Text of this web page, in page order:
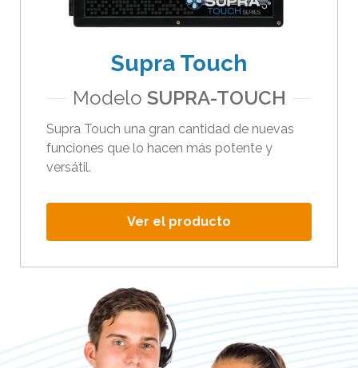
Supra Touch
Modelo SUPRA-TOUCH
Supra Touch una gran cantidad de nuevas
funciones que lo hacen más potente y
versátil.
Ver el producto